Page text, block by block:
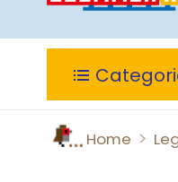
Home >